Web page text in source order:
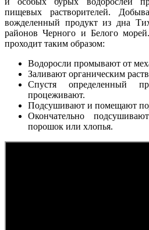
пищевых растворителей.
вожделенный продукт из дна
районов Черного и Белого морей.
проходит таким образом:
Водоросли промывают от
Заливают органическим
Спустя определенный
процеживают.
Подсушивают и помещают
Окончательно
порошок или хлопья.